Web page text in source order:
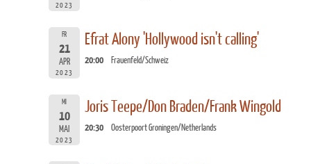
2023
FR
21
APR
2023
Efrat Alony 'Hollywood isn't calling'
20:00 Frauenfeld/Schweiz
MI
10
MAI
2023
Joris Teepe/Don Braden/Frank Wingold
20:30 Oosterpoort Groningen/Netherlands